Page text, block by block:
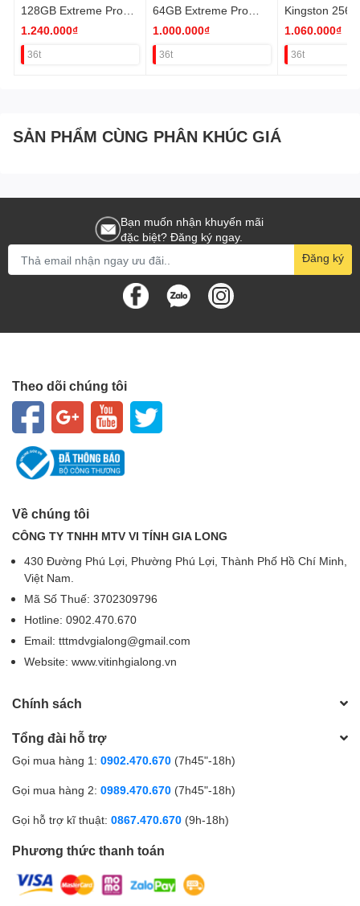
128GB Extreme Pro
SDSQXCD (Quay film
1.240.000₫
36t
64GB Extreme Pro
SDSQXCD (Quay film
1.000.000₫
36t
Kingston
10 CHÍNH
1.060.000₫
36t
SẢN PHẨM CÙNG PHÂN KHÚC GIÁ
Bạn muốn nhận khuyến mãi
đặc biệt? Đăng ký ngay.
Đăng ký
Theo dõi chúng tôi
Về chúng tôi
CÔNG TY TNHH MTV VI TÍNH GIA LONG
430 Đường Phú Lợi, Phường Phú Lợi, Thành Phố Hồ Chí Minh,
Việt Nam.
Mã Số Thuế: 3702309796
Hotline: 0902.470.670
Email: tttmdvgialong@gmail.com
Website: www.vitinhgialong.vn
Chính sách
Tổng đài hỗ trợ
Gọi mua hàng 1: 0902.470.670 (7h45"-18h)
Gọi mua hàng 2: 0989.470.670 (7h45"-18h)
Gọi hỗ trợ kĩ thuật: 0867.470.670 (9h-18h)
Phương thức thanh toán